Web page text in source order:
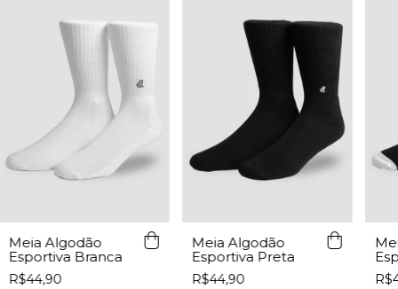
Meia Algodão
Esportiva Branca
R$44,90
Meia Algodão
Esportiva Preta
R$44,90